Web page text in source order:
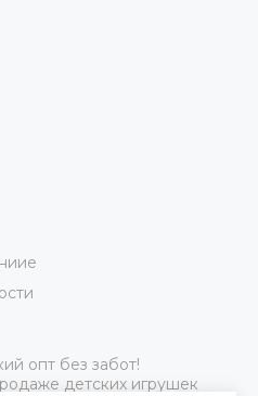
опт без забот!
детских игрушек